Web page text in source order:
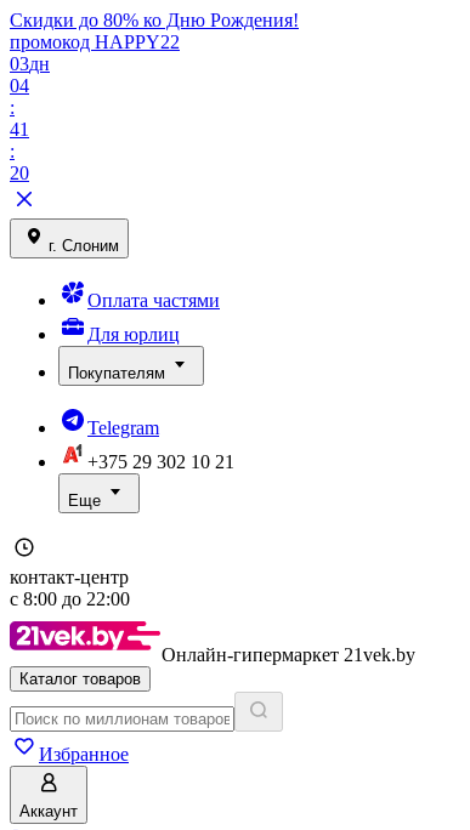
Скидки до 80% ко Дню Рождения!
промокод HAPPY22
03дн
04
:
41
:
20
г. Слоним
Оплата частями
Для юрлиц
Покупателям
Telegram
+375 29 302 10 21
Еще
контакт-центр
с 8:00 до 22:00
Онлайн-гипермаркет 21vek.by
Каталог товаров
Избранное
Аккаунт